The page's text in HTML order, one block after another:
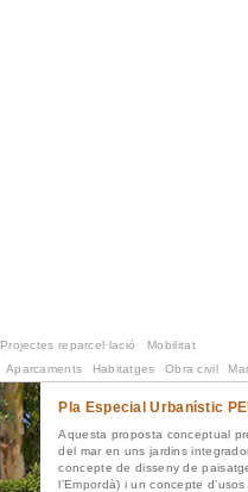
Projectes reparcel·lació
Mobilitat
Aparcaments Habitatges Obra civil
Pla Especial Urbanístic
Aquesta proposta conceptual
del mar en uns jardins
concepte de disseny de
l’Empordà) i un concepte